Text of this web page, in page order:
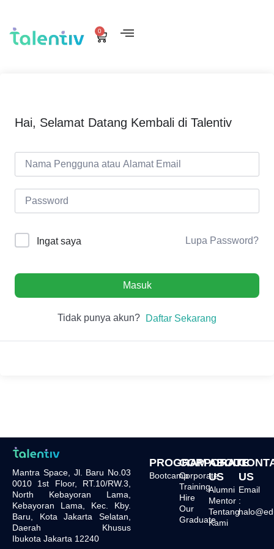
0
Hai, Selamat Datang Kembali di Talentiv
Ingat saya Lupa Password?
Masuk
Tidak punya akun? Daftar Sekarang
Mantra Space, Jl. Baru No.03
0010 1st Floor, RT.10/RW.3,
North Kebayoran Lama,
Kebayoran Lama, Kec. Kby.
Baru, Kota Jakarta Selatan,
Daerah Khusus
Ibukota Jakarta 12240
PROGRAM
Bootcamp
CORPORATE
Corporate
Training
Hire
Our
Graduate
ABOUT
US
Alumni
Mentor
Tentang
Kami
US
Email
: